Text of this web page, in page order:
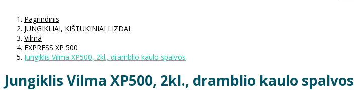
Pagrindinis
JUNGIKLIAI, KIŠTUKINIAI LIZDAI
Vilma
EXPRESS XP 500
Jungiklis Vilma XP500, 2kl., dramblio kaulo spalvos
Jungiklis Vilma XP500, 2kl., dramblio kaulo spalvos